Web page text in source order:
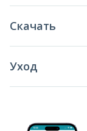
Скачать
Уход